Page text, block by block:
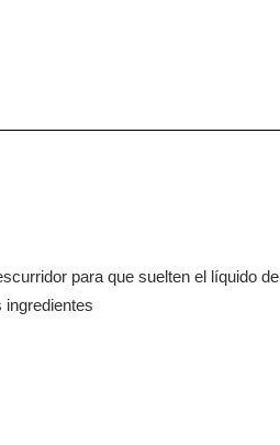
para que suelten el líquido de